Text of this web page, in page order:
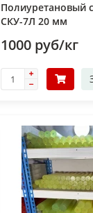
Полиуретановый
СКУ-7Л 20 мм
1000 руб/кг